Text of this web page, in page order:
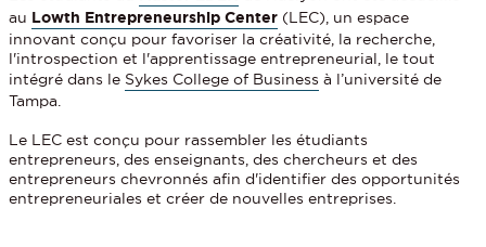
au Lowth Entrepreneurship Center (LEC), un espace
innovant conçu pour favoriser la créativité, la recherche,
l'introspection et l'apprentissage entrepreneurial, le tout
intégré dans le Sykes College of Business à l’université de
Tampa.
Le LEC est conçu pour rassembler les étudiants
entrepreneurs, des enseignants, des chercheurs et des
entrepreneurs chevronnés afin d'identifier des opportunités
entrepreneuriales et créer de nouvelles entreprises.